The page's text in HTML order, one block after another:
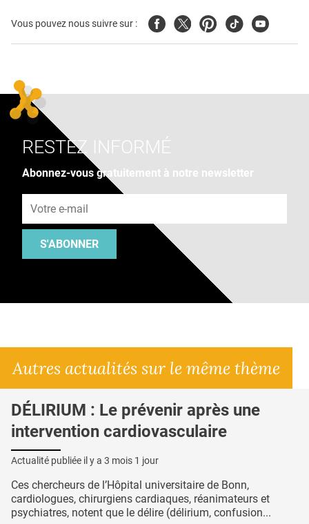
Vous pouvez nous suivre sur : FacebookTwitterPinterest
TiktokYoutube
RESTEZ INFORMÉ
Abonnez-vous gratuitement à notre newsletter
S'ABONNER
Autres actualités sur le même thème
DÉLIRIUM : Le prévenir après une
intervention cardiovasculaire
Actualité publiée il y a 3 mois 1 jour
Ces chercheurs de l’Hôpital universitaire de Bonn,
cardiologues, chirurgiens cardiaques, réanimateurs et
psychiatres, notent que le délire (délirium, confusion...